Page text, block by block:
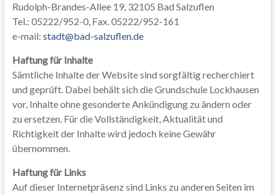
Rudolph-Brandes-Allee 19, 32105 Bad Salzuflen
Tel.: 05222/952-0, Fax. 05222/952-161
e-mail: stadt@bad-salzuflen.de
Haftung für Inhalte
Sämtliche Inhalte der Website sind sorgfältig recherchiert
und geprüft. Dabei behält sich die Grundschule Lockhausen
vor, Inhalte ohne gesonderte Ankündigung zu ändern oder
zu ersetzen. Für die Vollständigkeit, Aktualität und
Richtigkeit der Inhalte wird jedoch keine Gewähr
übernommen.
Haftung für Links
Auf dieser Internetpräsenz sind Links zu anderen Seiten im